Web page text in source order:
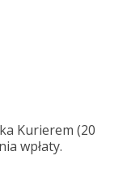
Kurierem (20
wpłaty.